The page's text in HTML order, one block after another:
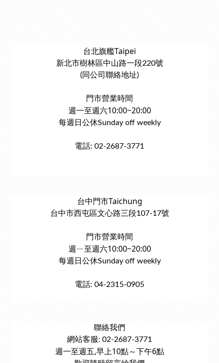
台北旗艦Taipei
新北市樹林區中山路一段220號
(同公司聯絡地址)
門市營業時間
週一至週六10:00~20:00
每週日公休Sunday off weekly
電話: 02-2687-3771
台中門市Taichung
台中市西屯區文心路三段107-17號
門市營業時間
週ㄧ至週六10:00~20:00
每週日公休Sunday off weekly
電話: 04-2315-0905
聯絡我們
網站客服: 02-2687-3771
週一至週五,早上10點～下午6點